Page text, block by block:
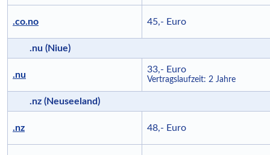
.co.no 45,- Euro
.nu (Niue)
.nu
33,- Euro
Vertragslaufzeit: 2 Jahre
.nz (Neuseeland)
.nz 48,- Euro